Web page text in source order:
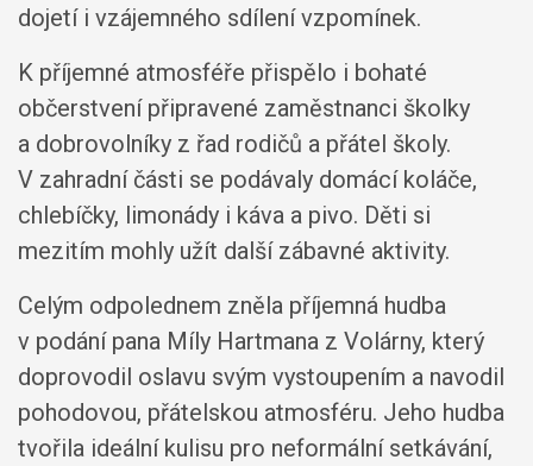
dojetí i vzájemného sdílení vzpomínek.
K příjemné atmosféře přispělo i bohaté
občerstvení připravené zaměstnanci školky
a dobrovolníky z řad rodičů a přátel školy.
V zahradní části se podávaly domácí koláče,
chlebíčky, limonády i káva a pivo. Děti si
mezitím mohly užít další zábavné aktivity.
Celým odpolednem zněla příjemná hudba
v podání pana Míly Hartmana z Volárny, který
doprovodil oslavu svým vystoupením a navodil
pohodovou, přátelskou atmosféru. Jeho hudba
tvořila ideální kulisu pro neformální setkávání,